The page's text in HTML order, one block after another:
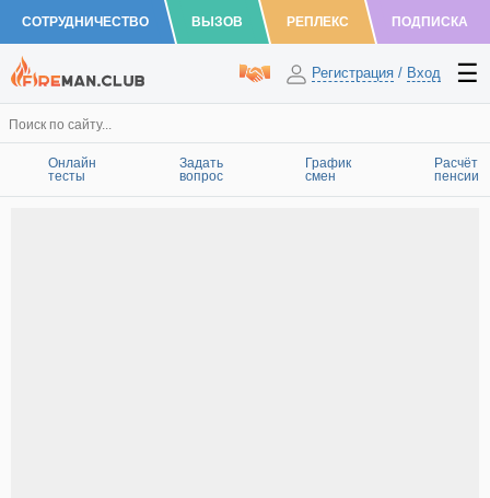
СОТРУДНИЧЕСТВО ВЫЗОВ РЕПЛЕКС ПОДПИСКА
Регистрация / Вход
Онлайн
тесты
Задать
вопрос
График
смен
Расчёт
пенсии